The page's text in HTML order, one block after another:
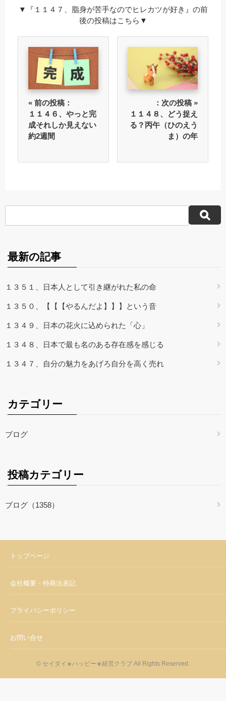
▼『１１４７、脂身が苦手なのでヒレカツが好き』の前
後の投稿はこちら▼
« 前の投稿：
１１４６、やっと完
成それしか見えない
約2週間
：次の投稿 »
１１４８、どう捉え
る？丙午（ひのえう
ま）の年
最新の記事
１３５１、日本人として引き継がれた私の命
１３５０、【【【やるんだよ】】】という音
１３４９、日本の花火に込められた「心」
１３４８、日本で最も名のある存在感を感じる
１３４７、自分の魅力をあげろ自分を高く売れ
カテゴリー
ブログ
投稿カテゴリー
ブログ（1358）
トップページ
会社概要・特商法表記
プライバシーポリシー
お問い合せ
© セイダイ☀️ハッピー☀️経営クラブ All Rights Reserved.